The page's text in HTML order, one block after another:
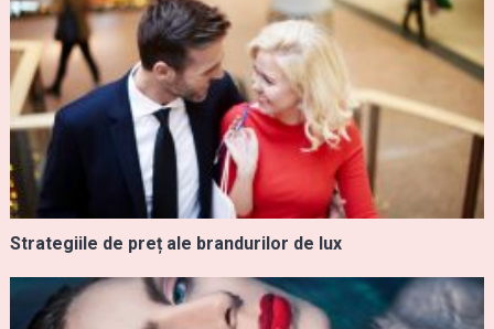
Strategiile de preț ale brandurilor de lux